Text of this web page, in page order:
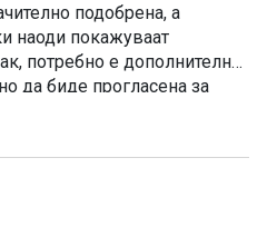
подобрена, а
наоди покажуваат
потребно е дополнително
да биде прогласена за
на Дирекцијата
донесе Агенцијата за